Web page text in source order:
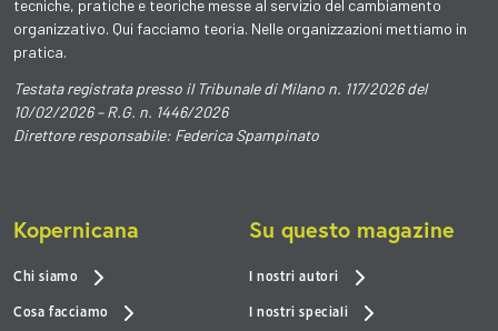
tecniche, pratiche e teoriche messe al servizio del cambiamento
organizzativo. Qui facciamo teoria. Nelle organizzazioni mettiamo in
pratica.
Testata registrata presso il Tribunale di Milano n. 117/2026 del
10/02/2026 – R.G. n. 1446/2026
Direttore responsabile: Federica Spampinato
Kopernicana
Chi siamo
Cosa facciamo
Su questo magazine
I nostri autori
I nostri speciali